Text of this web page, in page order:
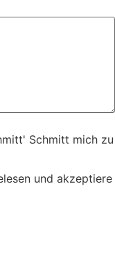
Schmitt mich zu
und akzeptiere